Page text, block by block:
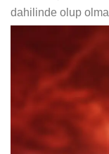
dahilinde olup